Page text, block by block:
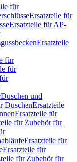
für
Ersatzteile für
Ersatzteile für AP-
Ersatzteile
für
für
Duschen und
DuschenErsatzteile
Ersatzteile für
für Zubehör für
Ersatzteile für
Ersatzteile für
für Zubehör für